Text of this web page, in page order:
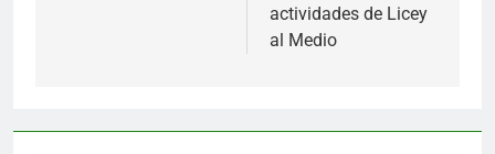
actividades de Licey
al Medio